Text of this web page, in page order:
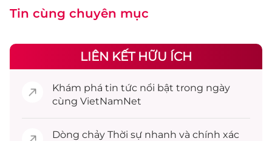
Tin cùng chuyên mục
LIÊN KẾT HỮU ÍCH
Khám phá tin tức nổi bật trong ngày
cùng VietNamNet
Dòng chảy Thời sự nhanh và chính xác